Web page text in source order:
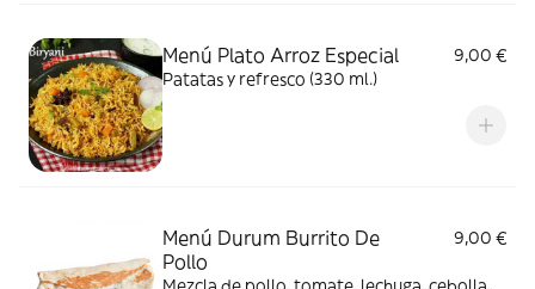
Menú Plato Arroz Especial
9,00 €
Patatas y refresco (330 ml.)
Menú Durum Burrito De
Pollo
9,00 €